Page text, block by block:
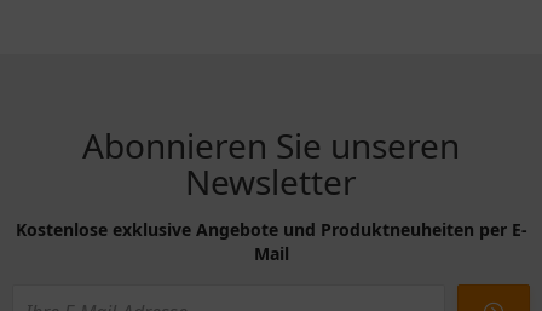
Abonnieren Sie unseren
Newsletter
Kostenlose exklusive Angebote und Produktneuheiten per E-
Mail